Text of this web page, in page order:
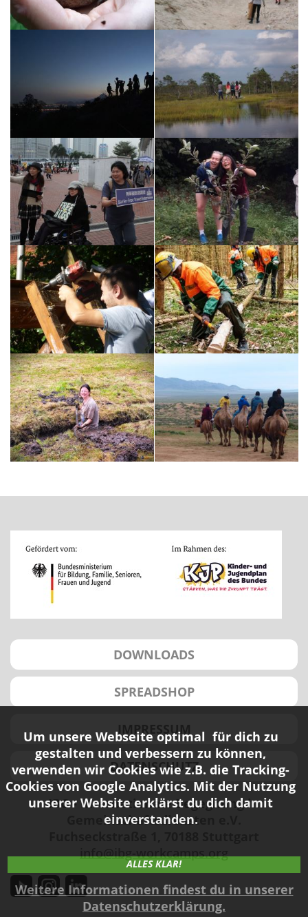
Um unsere Webseite optimal für dich zu
gestalten und verbessern zu können,
verwenden wir Cookies wie z.B. die Tracking-
Cookies von Google Analytics. Mit der Nutzung
unserer Website erklärst du dich damit
einverstanden.
ALLES KLAR!
Weitere Informationen findest du in unserer
Datenschutzerklärung.
DOWNLOADS
SPREADSHOP
IMPRESSUM
DATENSCHUTZ
IBG - Internationale Begegnung in
Gemeinschaftsdiensten e.V.
info@ibg-workcamps.org